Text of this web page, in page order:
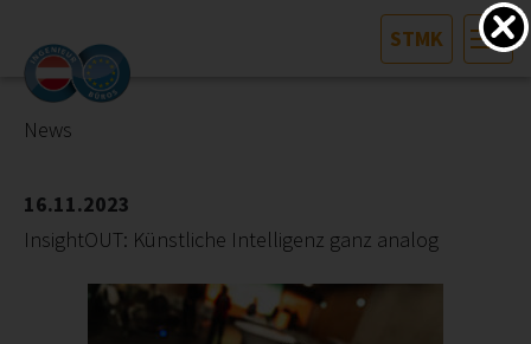
STMK
DAS INGENIEURBÜRO
INTERESSEN­VERTRETUNG
News
16.11.2023
InsightOUT: Künstliche Intelligenz ganz analog